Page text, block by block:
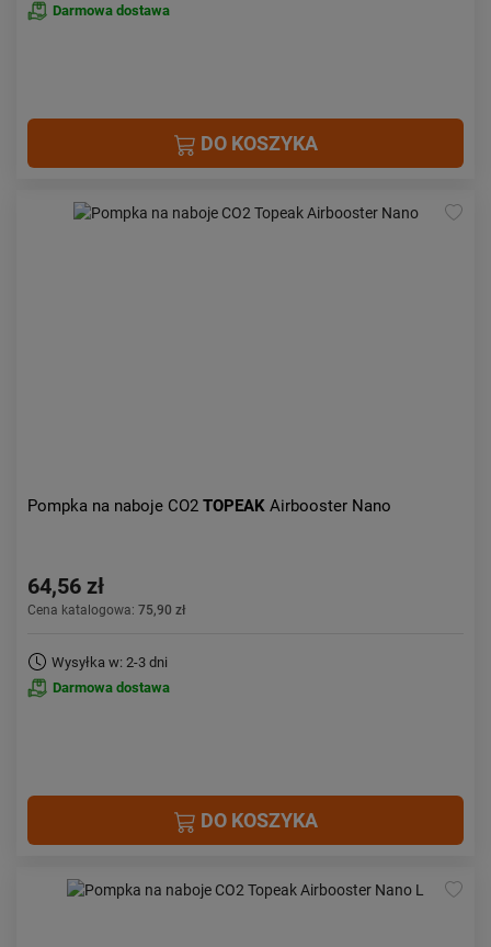
Darmowa dostawa
DO KOSZYKA
Pompka na naboje CO2 TOPEAK Airbooster Nano
64,56 zł
Cena katalogowa: 75,90 zł
Wysyłka w: 2-3 dni
Darmowa dostawa
DO KOSZYKA